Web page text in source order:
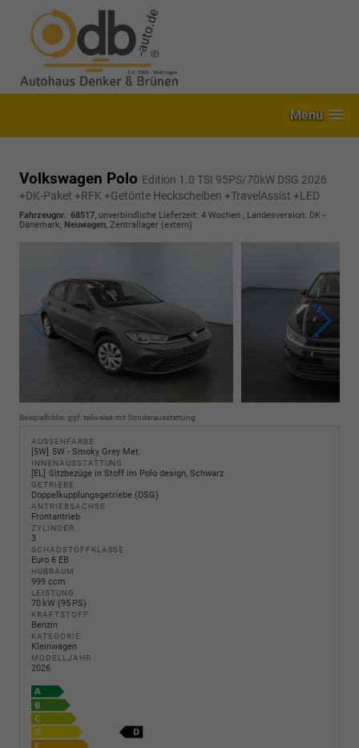
Menü
Volkswagen Polo Edition 1.0 TSI 95PS/70kW DSG 2026
+DK-Paket +RFK +Getönte Heckscheiben +TravelAssist +LED
Fahrzeugnr.: 68517, unverbindliche Lieferzeit: 4 Wochen , Landesversion: DK -
Dänemark, Neuwagen, Zentrallager (extern)
Beispielbilder, ggf. teilweise mit Sonderausstattung
AUSSENFARBE
5W 5W - Smoky Grey Met.
INNENAUSSTATTUNG
EL Sitzbezüge in Stoff im Polo design, Schwarz
GETRIEBE
Doppelkupplungsgetriebe (DSG)
ANTRIEBSACHSE
Frontantrieb
ZYLINDER
3
SCHADSTOFFKLASSE
Euro 6 EB
HUBRAUM
999 ccm
LEISTUNG
70 kW (95 PS)
KRAFTSTOFF
Benzin
KATEGORIE
Kleinwagen
MODELLJAHR
2026